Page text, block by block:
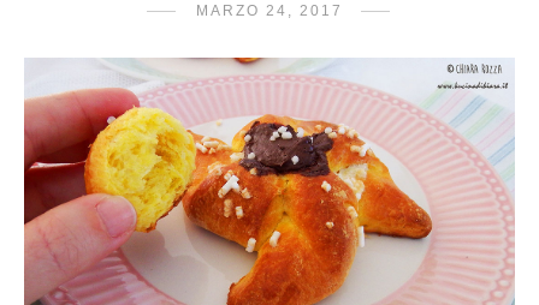
MARZO 24, 2017